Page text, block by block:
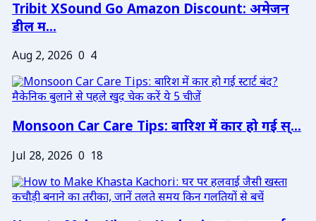
Tribit XSound Go Amazon Discount: अमेजन
डील म...
Aug 2, 2026 0 4
Monsoon Car Care Tips: बारिश में कार हो गई स्...
Jul 28, 2026 0 18